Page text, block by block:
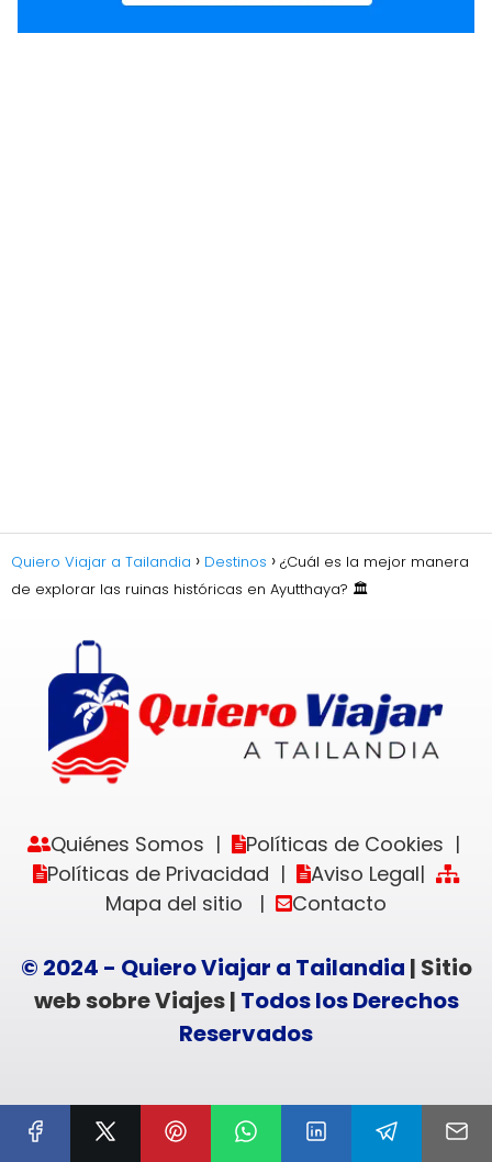
Quiero Viajar a Tailandia Destinos
¿Cuál es la mejor manera
de explorar las ruinas históricas en Ayutthaya? 🏛️
Quiénes Somos | Políticas de Cookies |
Políticas de Privacidad | Aviso Legal|
Mapa del sitio | Contacto
© 2024 - Quiero Viajar a Tailandia | Sitio
web sobre Viajes | Todos los Derechos
Reservados